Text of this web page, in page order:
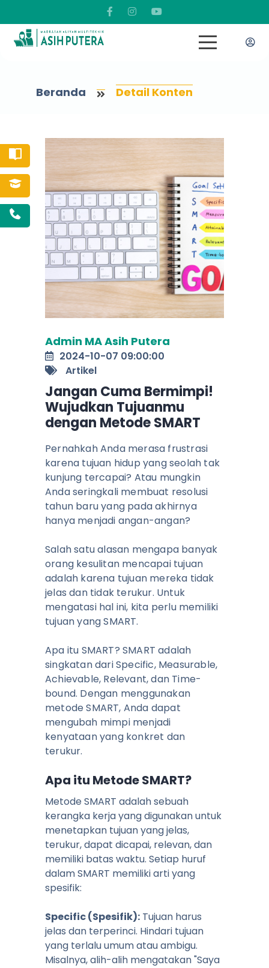
Beranda Detail Konten
Admin MA Asih Putera
2024-10-07 09:00:00
Artikel
Jangan Cuma Bermimpi!
Wujudkan Tujuanmu
dengan Metode SMART
Pernahkah Anda merasa frustrasi
karena tujuan hidup yang seolah tak
kunjung tercapai? Atau mungkin
Anda seringkali membuat resolusi
tahun baru yang pada akhirnya
hanya menjadi angan-angan?
Salah satu alasan mengapa banyak
orang kesulitan mencapai tujuan
adalah karena tujuan mereka tidak
jelas dan tidak terukur. Untuk
mengatasi hal ini, kita perlu memiliki
tujuan yang SMART.
Apa itu SMART? SMART adalah
singkatan dari Specific, Measurable,
Achievable, Relevant, dan Time-
bound. Dengan menggunakan
metode SMART, Anda dapat
mengubah mimpi menjadi
kenyataan yang konkret dan
terukur.
Apa itu Metode SMART?
Metode SMART adalah sebuah
kerangka kerja yang digunakan untuk
menetapkan tujuan yang jelas,
terukur, dapat dicapai, relevan, dan
memiliki batas waktu. Setiap huruf
dalam SMART memiliki arti yang
spesifik:
Specific (Spesifik): Tujuan harus
jelas dan terperinci. Hindari tujuan
yang terlalu umum atau ambigu.
Misalnya, alih-alih mengatakan "Saya